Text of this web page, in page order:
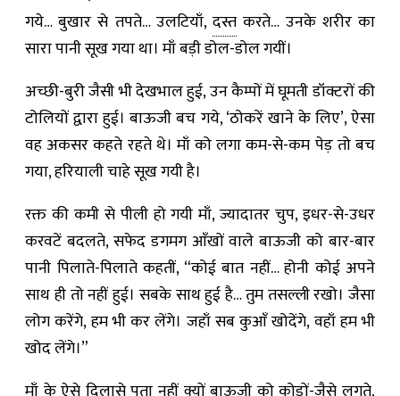
गये… बुखार से तपते… उलटियाँ,दस्त करते… उनके शरीर का
सारा पानी सूख गया था। माँ बड़ी डोल-डोल गयीं।
अच्छी-बुरी जैसी भी देखभाल हुई, उन कैम्पों में घूमती डॉक्टरों की
टोलियों द्वारा हुई। बाऊजी बच गये, ‘ठोकरें खाने के लिए’, ऐसा
वह अकसर कहते रहते थे। माँ को लगा कम-से-कम पेड़ तो बच
गया, हरियाली चाहे सूख गयी है।
रक्त की कमी से पीली हो गयी माँ, ज्यादातर चुप, इधर-से-उधर
करवटें बदलते, सफेद डगमग आँखों वाले बाऊजी को बार-बार
पानी पिलाते-पिलाते कहतीं, “कोई बात नहीं… होनी कोई अपने
साथ ही तो नहीं हुई। सबके साथ हुई है… तुम तसल्ली रखो। जैसा
लोग करेंगे, हम भी कर लेंगे। जहाँ सब कुआँ खोदेंगे, वहाँ हम भी
खोद लेंगे।”